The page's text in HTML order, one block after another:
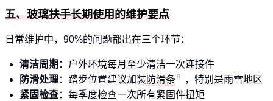
五、玻璃扶手长期使用的维护要点
日常维护中，90%的问题都出在三个环节：
清洁周期 ：户外环境每月至少清洁一次连接件
防滑处理：踏步位置建议加装防滑条
，特别是雨雪地区
紧固检查：每季度检查一次所有紧固件扭矩